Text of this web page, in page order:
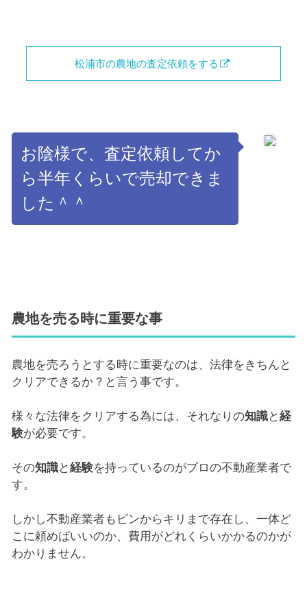
松浦市の農地の査定依頼をする
お陰様で、査定依頼してか
ら半年くらいで売却できま
した＾＾
農地を売る時に重要な事
農地を売ろうとする時に重要なのは、法律をきちんと
クリアできるか？と言う事です。
様々な法律をクリアする為には、それなりの知識と経
験が必要です。
その知識と経験を持っているのがプロの不動産業者で
す。
しかし不動産業者もピンからキリまで存在し、一体ど
こに頼めばいいのか、費用がどれくらいかかるのかが
わかりません。